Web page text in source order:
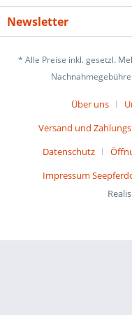
Newsletter
* Alle Preise inkl. gesetzl.
Über uns
Versand und
Datenschutz
Impressum